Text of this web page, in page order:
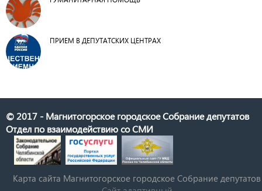
ПРИЕМ В ДЕПУТАТСКИХ ЦЕНТРАХ
© 2017 - Магнитогорское городское Собрание депутатов
Отдел по взаимодействию со СМИ
Карта сайта Магнитогорское городское Cобрание депутатов